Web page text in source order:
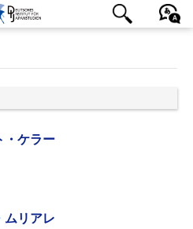
ム
ンスコミュニケ
・ケラー
ムリアレ